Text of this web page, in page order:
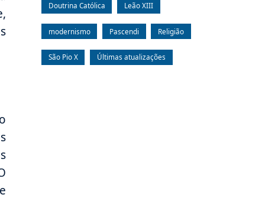
Doutrina Católica Leão XIII
modernismo Pascendi Religião
São Pio X Últimas atualizações